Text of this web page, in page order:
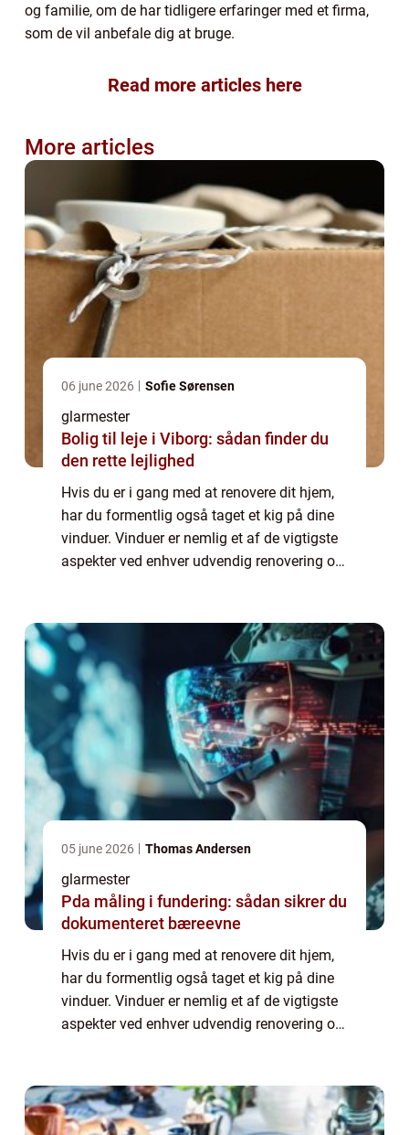
og familie, om de har tidligere erfaringer med et firma,
som de vil anbefale dig at bruge.
Read more articles here
More articles
06 june 2026 Sofie Sørensen
glarmester
Bolig til leje i Viborg: sådan finder du
den rette lejlighed
Hvis du er i gang med at renovere dit hjem,
har du formentlig også taget et kig på dine
vinduer. Vinduer er nemlig et af de vigtigste
aspekter ved enhver udvendig renovering og
05 june 2026 Thomas Andersen
glarmester
Pda måling i fundering: sådan sikrer du
dokumenteret bæreevne
Hvis du er i gang med at renovere dit hjem,
har du formentlig også taget et kig på dine
vinduer. Vinduer er nemlig et af de vigtigste
aspekter ved enhver udvendig renovering og